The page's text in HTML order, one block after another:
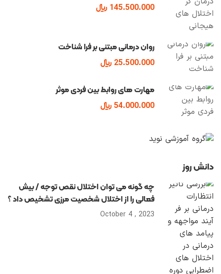
145.500.000 ﷼
روان درمانی مبتنی بر فرا شناخت
25.500.000 ﷼
مهارت های روابط بین فردی موثر
54.000.000 ﷼
دانش روز
چه گونه می توان اختلال نقص توجه / بیش
فعالی را از اختلال شخصیت مرزی تشخیص داد ؟
2023 , October 4